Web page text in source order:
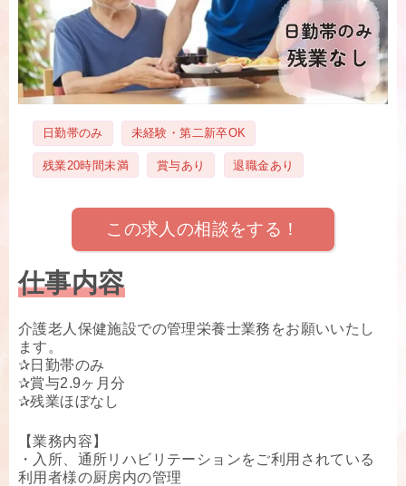
日勤帯のみ 未経験・第二新卒OK
残業20時間未満 賞与あり 退職金あり
この求人の相談をする！
仕事内容
介護老人保健施設での管理栄養士業務をお願いいたし
ます。
✰日勤帯のみ
✰賞与2.9ヶ月分
✰残業ほぼなし
【業務内容】
・入所、通所リハビリテーションをご利用されている
利用者様の厨房内の管理